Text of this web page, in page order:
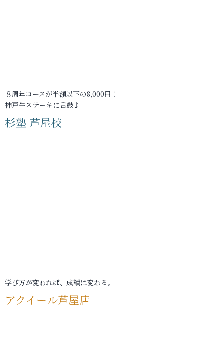
８周年コースが半額以下の8,000円！
神戸牛ステーキに舌鼓♪
杉塾 芦屋校
学び方が変われば、成績は変わる。
アクイール芦屋店